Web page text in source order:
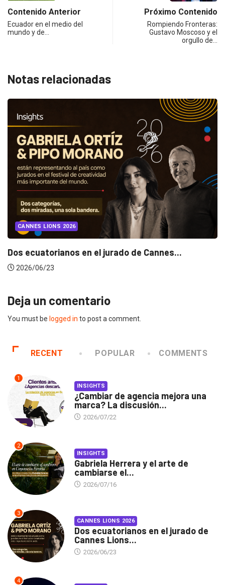
Contenido Anterior
Ecuador en el medio del
mundo y de…
Próximo Contenido
Rompiendo Fronteras:
Gustavo Moscoso y el
orgullo de…
Notas relacionadas
INSIGHTS
Gabriela Herrera y el arte de cambiarse...
2026/07/16
Deja un comentario
You must be logged in to post a comment.
RECENT POPULAR COMMENTS
1
INSIGHTS
¿Cambiar de agencia mejora una
marca? La discusión...
2026/07/22
2
INSIGHTS
Gabriela Herrera y el arte de
cambiarse el...
2026/07/16
3
CANNES LIONS 2026
Dos ecuatorianos en el jurado de
Cannes Lions...
2026/06/23
4